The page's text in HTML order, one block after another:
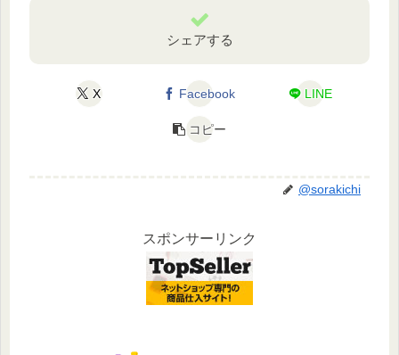
シェアする
X Facebook LINE
コピー
@sorakichi
スポンサーリンク